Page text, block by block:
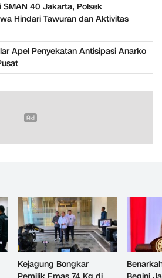
SMAN 40 Jakarta, Polsek
Hindari Tawuran dan Aktivitas
Apel Penyekatan Antisipasi Anarko
Kejagung Bongkar